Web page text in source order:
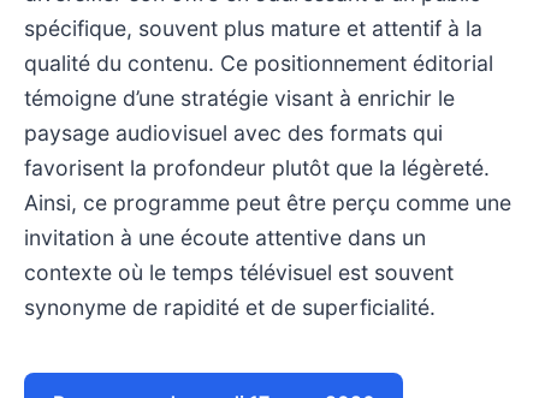
spécifique, souvent plus mature et attentif à la
qualité du contenu. Ce positionnement éditorial
témoigne d’une stratégie visant à enrichir le
paysage audiovisuel avec des formats qui
favorisent la profondeur plutôt que la légèreté.
Ainsi, ce programme peut être perçu comme une
invitation à une écoute attentive dans un
contexte où le temps télévisuel est souvent
synonyme de rapidité et de superficialité.